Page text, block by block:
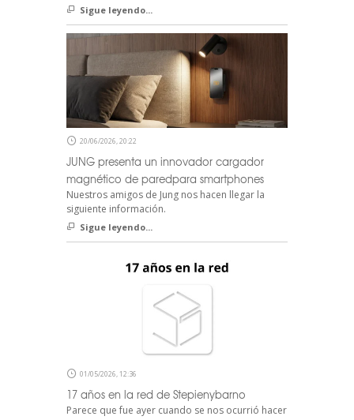
Sigue leyendo...
20/06/2026, 20:22
JUNG presenta un innovador cargador
magnético de paredpara smartphones
Nuestros amigos de Jung nos hacen llegar la
siguiente información.
Sigue leyendo...
01/05/2026, 12:36
17 años en la red de Stepienybarno
Parece que fue ayer cuando se nos ocurrió hacer